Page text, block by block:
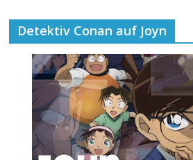
Detektiv Conan auf Joyn